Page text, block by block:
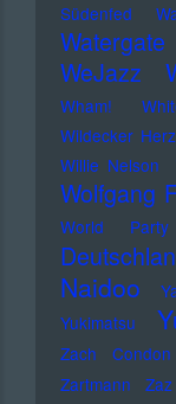
Südenfed
Watergate
WeJazz
Wham!
Wildecker
Willie Nelson
Wolfgang
World Party
Naidoo
Yukimatsu
Zach Condon
Zartmann
Zaz